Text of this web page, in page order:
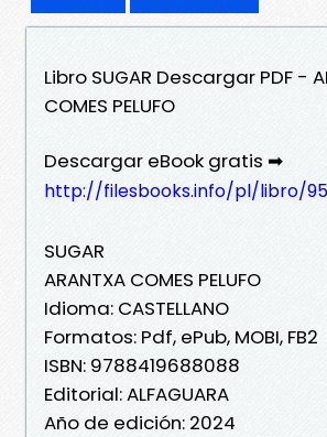
Libro SUGAR Descargar PDF -
COMES PELUFO
Descargar eBook gratis ➡
http://filesbooks.info/pl/libro/
SUGAR
ARANTXA COMES PELUFO
Idioma: CASTELLANO
Formatos: Pdf, ePub, MOBI, FB2
ISBN: 9788419688088
Editorial: ALFAGUARA
Año de edición: 2024